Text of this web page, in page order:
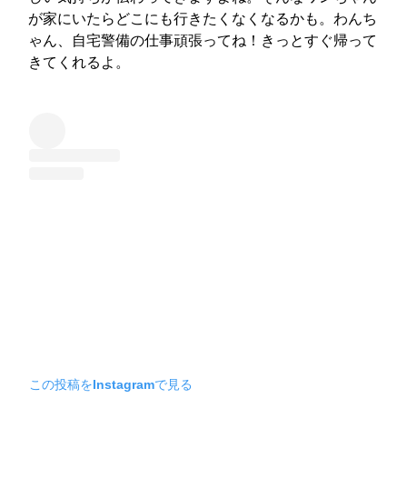
が家にいたらどこにも行きたくなくなるかも。わんち
ゃん、自宅警備の仕事頑張ってね！きっとすぐ帰って
きてくれるよ。
この投稿をInstagramで見る